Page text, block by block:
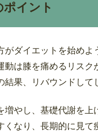
イント
がダイエットを始め
動は膝を痛めるリス
果、リバウンドして
増やし、基礎代謝を
なり、長期的に見て